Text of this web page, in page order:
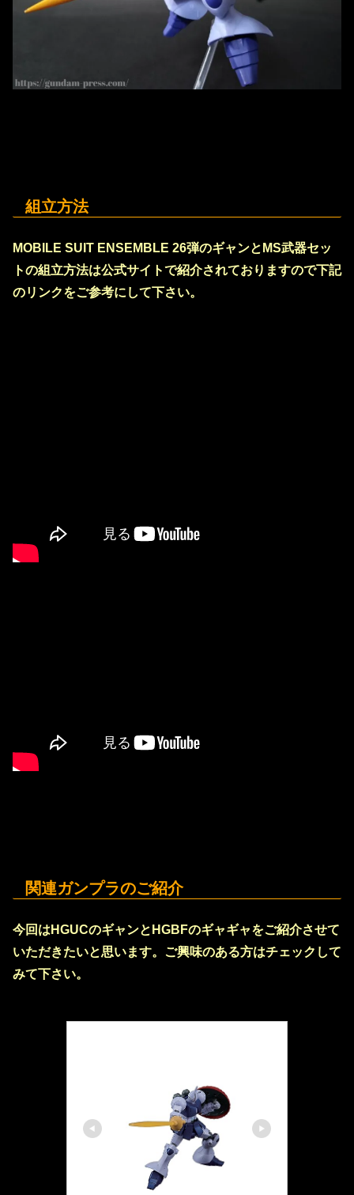
組立方法
MOBILE SUIT ENSEMBLE 26弾のギャンとMS武器セッ
トの組立方法は公式サイトで紹介されておりますので下記
のリンクをご参考にして下さい。
関連ガンプラのご紹介
今回はHGUCのギャンとHGBFのギャギャをご紹介させて
いただきたいと思います。ご興味のある方はチェックして
みて下さい。